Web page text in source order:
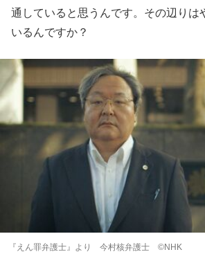
通していると思うんです。その辺りは
いるんですか？
『えん罪弁護士』より 今村核弁護士 ©NHK